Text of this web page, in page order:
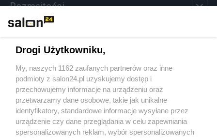
Rozmaitości
Sport
Społeczeństwo
Kultura
Drogi Użytkowniku,
My, naszych 1162 zaufanych partnerów oraz inne
podmioty z salon24.pl uzyskujemy dostęp i
przechowujemy informacje na urządzeniu oraz
przetwarzamy dane osobowe, takie jak unikalne
identyfikatory, standardowe informacje wysyłane przez
urządzenie czy dane przeglądania w celu zapewniania
spersonalizowanych reklam, wybór spersonalizowanych